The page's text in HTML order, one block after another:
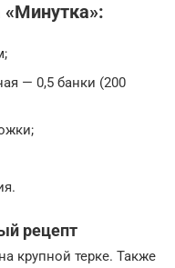
«Минутка»:
— 0,5 банки (200
рецепт
крупной терке. Также